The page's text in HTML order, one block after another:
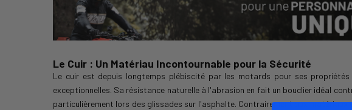
Le Cuir : Un Matériau Incontournable pour la Sécurité
Le cuir est depuis longtemps plébiscité par les motards pour ses
exceptionnelles. Sa résistance naturelle à l'abrasion en fait un bouclier idéal
particulièrement lors des glissades sur l'asphalte. Contrairement aux matériaux